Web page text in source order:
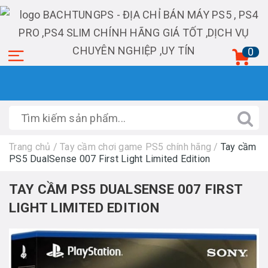
0
Trang chủ / Tay cầm chơi game PS5 chính hãng / Tay cầm
PS5 DualSense 007 First Light Limited Edition
TAY CẦM PS5 DUALSENSE 007 FIRST
LIGHT LIMITED EDITION